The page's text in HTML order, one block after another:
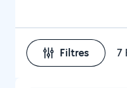
Filtres 7